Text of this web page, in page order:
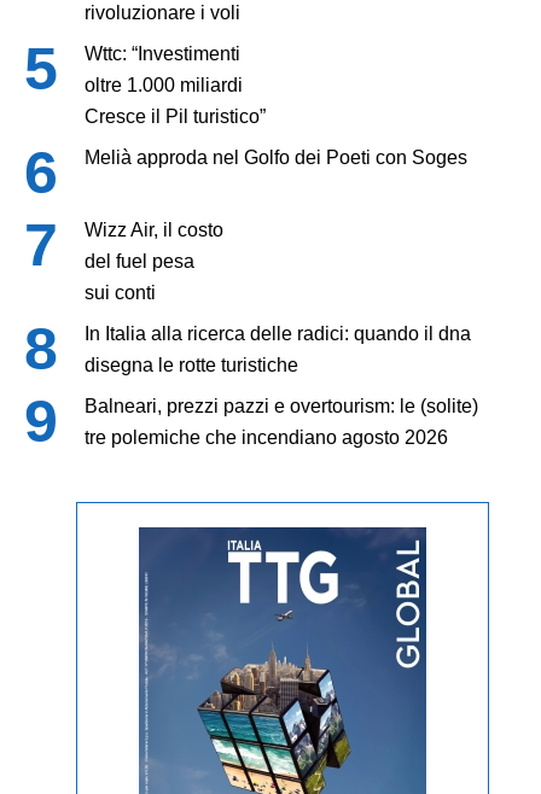
rivoluzionare i voli
Wttc: “Investimenti
oltre 1.000 miliardi
Cresce il Pil turistico”
Melià approda nel Golfo dei Poeti con Soges
Wizz Air, il costo
del fuel pesa
sui conti
In Italia alla ricerca delle radici: quando il dna
disegna le rotte turistiche
Balneari, prezzi pazzi e overtourism: le (solite)
tre polemiche che incendiano agosto 2026